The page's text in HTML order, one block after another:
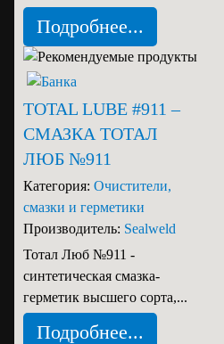
Подробнее...
TOTAL LUBE #911 –
СМАЗКА ТОТАЛ
ЛЮБ №911
Категория: Очистители,
смазки и герметики
Производитель: Sealweld
Тотал Люб №911 -
синтетическая смазка-
герметик высшего сорта,...
Подробнее...